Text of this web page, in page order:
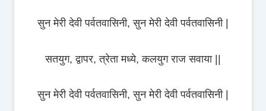
सुन मेरी देवी पर्वतवासिनी, सुन मेरी देवी पर्वतवासिनी |
सतयुग, द्वापर, त्रेता मध्ये, कलयुग राज सवाया ||
सुन मेरी देवी पर्वतवासिनी, सुन मेरी देवी पर्वतवासिनी |